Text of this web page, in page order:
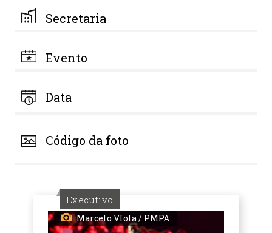
palavra-
chave
Secretaria
Evento
Data
Código da foto
Executivo
Marcelo VIola / PMPA